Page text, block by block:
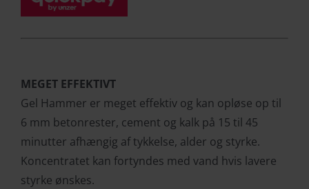
MEGET EFFEKTIVT
Gel Hammer er meget effektiv og kan opløse op til
6 mm betonrester, cement og kalk på 15 til 45
minutter afhængig af tykkelse, alder og styrke.
Koncentratet kan fortyndes med vand hvis lavere
styrke ønskes.